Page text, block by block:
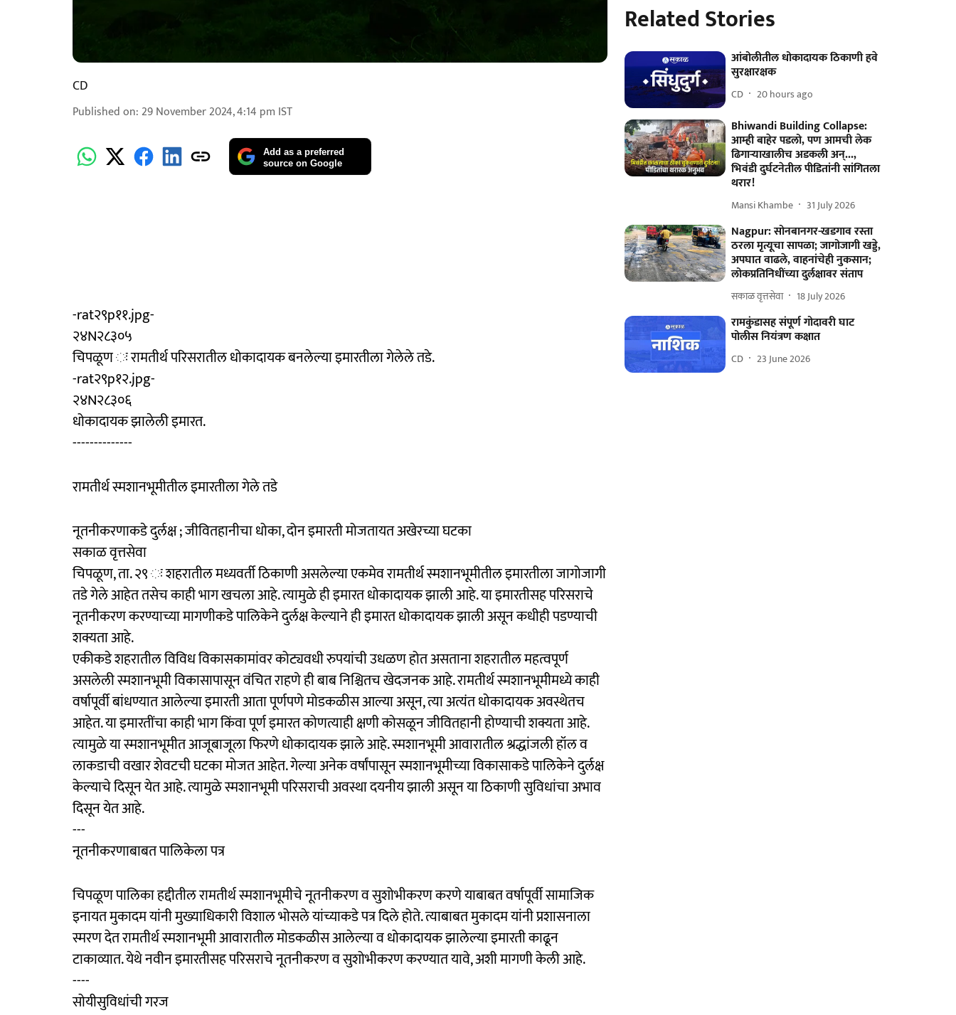
CD
Published on: 29 November 2024, 4:14 pm IST
Add as a preferred
source on Google
-rat२९p११.jpg-
२४N२८३०५
चिपळूण ः रामतीर्थ परिसरातील धोकादायक बनलेल्या इमारतीला गेलेले तडे.
-rat२९p१२.jpg-
२४N२८३०६
धोकादायक झालेली इमारत.
--------------
रामतीर्थ स्मशानभूमीतील इमारतीला गेले तडे
नूतनीकरणाकडे दुर्लक्ष ; जीवितहानीचा धोका, दोन इमारती मोजतायत अखेरच्या घटका
सकाळ वृत्तसेवा
चिपळूण, ता. २९ ः शहरातील मध्यवर्ती ठिकाणी असलेल्या एकमेव रामतीर्थ स्मशानभूमीतील इमारतीला जागोजागी
तडे गेले आहेत तसेच काही भाग खचला आहे. त्यामुळे ही इमारत धोकादायक झाली आहे. या इमारतीसह परिसराचे
नूतनीकरण करण्याच्या मागणीकडे पालिकेने दुर्लक्ष केल्याने ही इमारत धोकादायक झाली असून कधीही पडण्याची
शक्यता आहे.
एकीकडे शहरातील विविध विकासकामांवर कोट्यवधी रुपयांची उधळण होत असताना शहरातील महत्वपूर्ण
असलेली स्मशानभूमी विकासापासून वंचित राहणे ही बाब निश्चितच खेदजनक आहे. रामतीर्थ स्मशानभूमीमध्ये काही
वर्षापूर्वी बांधण्यात आलेल्या इमारती आता पूर्णपणे मोडकळीस आल्या असून, त्या अत्यंत धोकादायक अवस्थेतच
आहेत. या इमारतींचा काही भाग किंवा पूर्ण इमारत कोणत्याही क्षणी कोसळून जीवितहानी होण्याची शक्यता आहे.
त्यामुळे या स्मशानभूमीत आजूबाजूला फिरणे धोकादायक झाले आहे. स्मशानभूमी आवारातील श्रद्धांजली हॉल व
लाकडाची वखार शेवटची घटका मोजत आहेत. गेल्या अनेक वर्षांपासून स्मशानभूमीच्या विकासाकडे पालिकेने दुर्लक्ष
केल्याचे दिसून येत आहे. त्यामुळे स्मशानभूमी परिसराची अवस्था दयनीय झाली असून या ठिकाणी सुविधांचा अभाव
दिसून येत आहे.
---
नूतनीकरणाबाबत पालिकेला पत्र
चिपळूण पालिका हद्दीतील रामतीर्थ स्मशानभूमीचे नूतनीकरण व सुशोभीकरण करणे याबाबत वर्षापूर्वी सामाजिक
इनायत मुकादम यांनी मुख्याधिकारी विशाल भोसले यांच्याकडे पत्र दिले होते. त्याबाबत मुकादम यांनी प्रशासनाला
स्मरण देत रामतीर्थ स्मशानभूमी आवारातील मोडकळीस आलेल्या व धोकादायक झालेल्या इमारती काढून
टाकाव्यात. येथे नवीन इमारतीसह परिसराचे नूतनीकरण व सुशोभीकरण करण्यात यावे, अशी मागणी केली आहे.
----
सोयीसुविधांची गरज
Related Stories
आंबोलीतील धोकादायक ठिकाणी हवे
सुरक्षारक्षक
CD 20 hours ago
Bhiwandi Building Collapse:
आम्ही बाहेर पडलो, पण आमची लेक
ढिगाऱ्याखालीच अडकली अन्...,
भिवंडी दुर्घटनेतील पीडितांनी सांगितला
थरार!
Mansi Khambe 31 July 2026
Nagpur: सोनबानगर-खडगाव रस्ता
ठरला मृत्यूचा सापळा; जागोजागी खड्डे,
अपघात वाढले, वाहनांचेही नुकसान;
लोकप्रतिनिधींच्या दुर्लक्षावर संताप
सकाळ वृत्तसेवा 18 July 2026
रामकुंडासह संपूर्ण गोदावरी घाट
पोलीस नियंत्रण कक्षात
CD 23 June 2026